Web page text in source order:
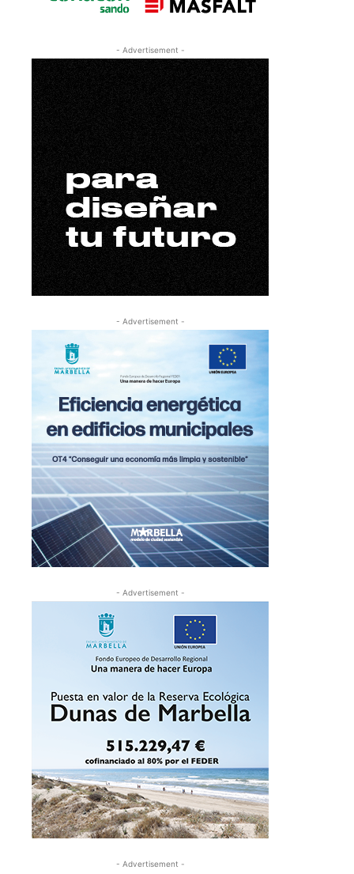
- Advertisement -
- Advertisement -
- Advertisement -
- Advertisement -